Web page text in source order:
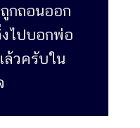
กถอนออก
งไปบอกพ่อ
ล้วครับใน